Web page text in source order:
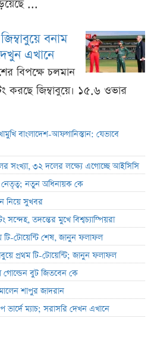
...
বনাম
এখানে
বিপক্ষে চলমান
করছে জিম্বাবুয়ে। ১৫.৬ ওভার
বাংলাদেশ-আফগানিস্তান: যেভাবে
সংখ্যা, ৩২ দলের লক্ষ্যে এগোচ্ছে আইসিসি
নেতৃত্ব; নতুন অধিনায়ক কে
নিয়ে সুখবর
সন্দেহ, তদন্তের মুখে বিশ্বচ্যাম্পিয়রা
টি-টোয়েন্টি শেষ, জানুন ফলাফল
প্রথম টি-টোয়েন্টি; জানুন ফলাফল
বুট জিতবেন কে
শাপুর জাদরান
ভার্দে ম্যাচ; সরাসরি দেখন এখানে